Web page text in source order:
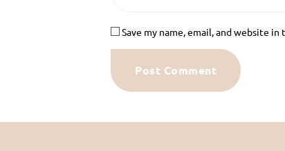
Save my name, email, and website